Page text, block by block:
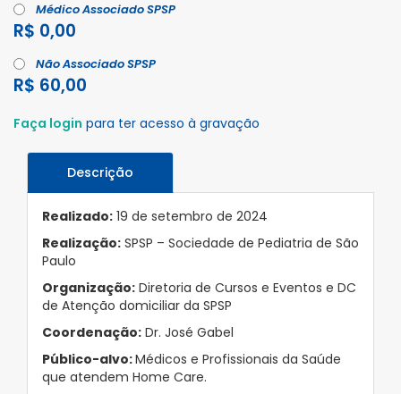
Médico Associado SPSP
R$ 0,00
Não Associado SPSP
R$ 60,00
Faça login para ter acesso à gravação
Descrição
Realizado: 19 de setembro de 2024
Realização: SPSP – Sociedade de Pediatria de São
Paulo
Organização: Diretoria de Cursos e Eventos e DC
de Atenção domiciliar da SPSP
Coordenação: Dr. José Gabel
Público-alvo:Médicos e Profissionais da Saúde
que atendem Home Care.